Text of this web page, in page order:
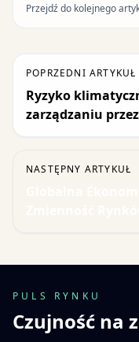
Przejdź do kolejnego
POPRZEDNI ARTYKUŁ
Ryzyko
zarządzaniu
NASTĘPNY ARTYKUŁ
PULS RYNKU
Czujność na